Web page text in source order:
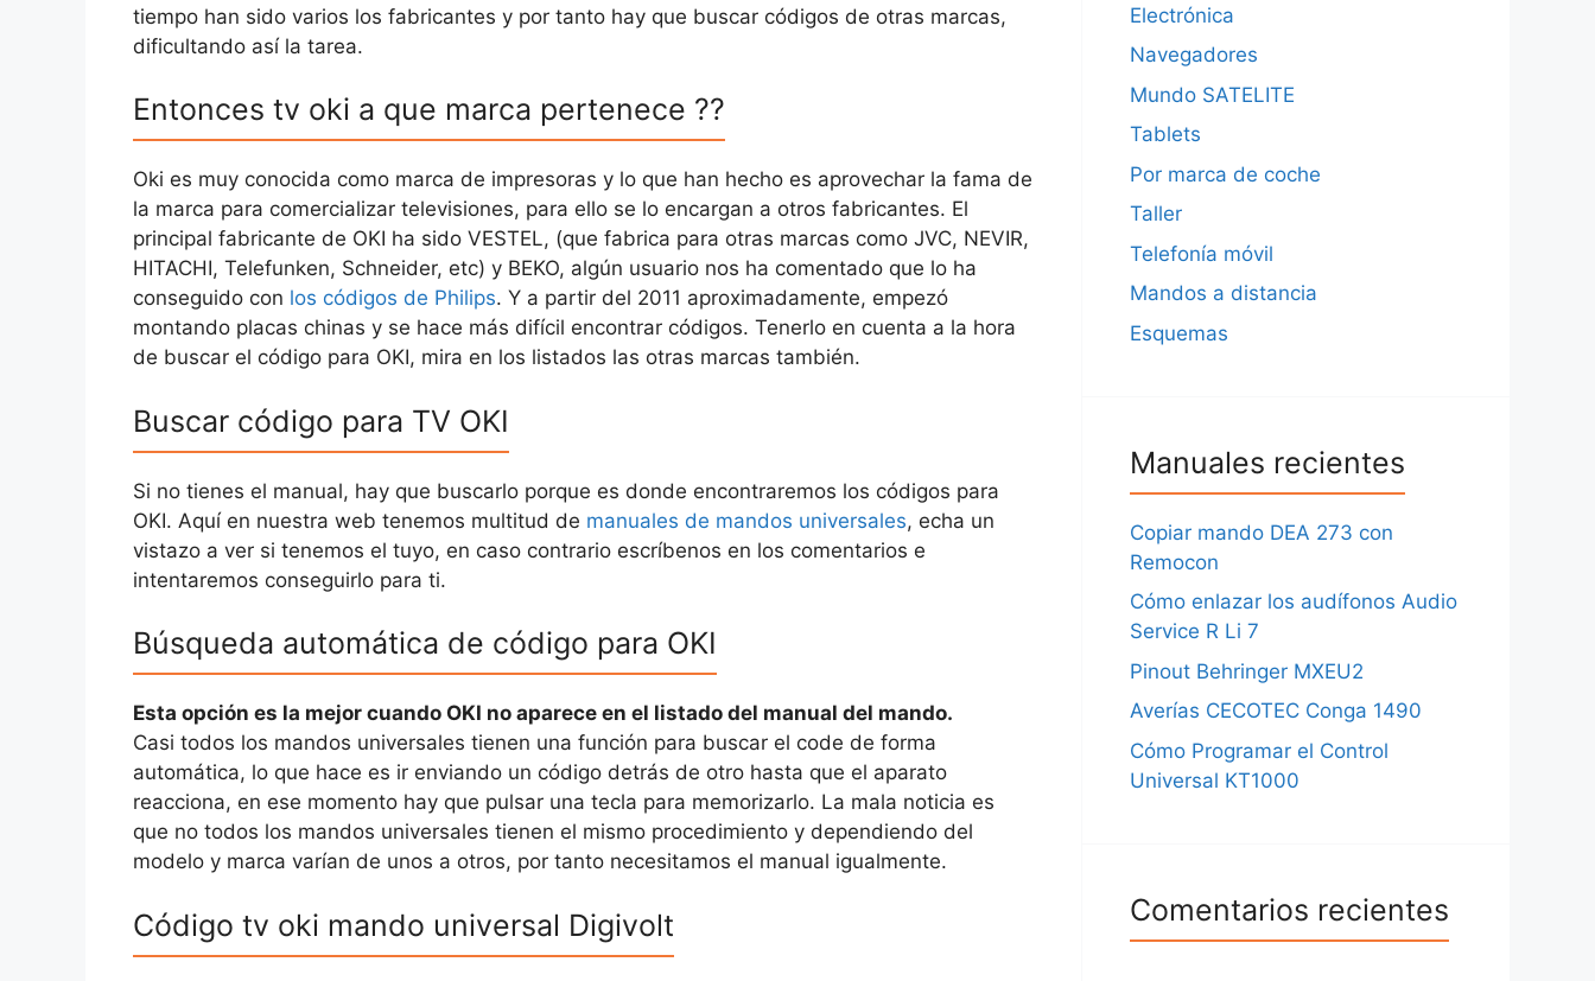
tiempo han sido varios los fabricantes y por tanto hay que buscar códigos de otras marcas,
dificultando así la tarea.
Entonces tv oki a que marca pertenece ??
Oki es muy conocida como marca de impresoras y lo que han hecho es aprovechar la fama de
la marca para comercializar televisiones, para ello se lo encargan a otros fabricantes. El
principal fabricante de OKI ha sido VESTEL, (que fabrica para otras marcas como JVC, NEVIR,
HITACHI, Telefunken, Schneider, etc) y BEKO, algún usuario nos ha comentado que lo ha
conseguido con los códigos de Philips. Y a partir del 2011 aproximadamente, empezó
montando placas chinas y se hace más difícil encontrar códigos. Tenerlo en cuenta a la hora
de buscar el código para OKI, mira en los listados las otras marcas también.
Buscar código para TV OKI
Si no tienes el manual, hay que buscarlo porque es donde encontraremos los códigos para
OKI. Aquí en nuestra web tenemos multitud de manuales de mandos universales, echa un
vistazo a ver si tenemos el tuyo, en caso contrario escríbenos en los comentarios e
intentaremos conseguirlo para ti.
Búsqueda automática de código para OKI
Esta opción es la mejor cuando OKI no aparece en el listado del manual del mando.
Casi todos los mandos universales tienen una función para buscar el code de forma
automática, lo que hace es ir enviando un código detrás de otro hasta que el aparato
reacciona, en ese momento hay que pulsar una tecla para memorizarlo. La mala noticia es
que no todos los mandos universales tienen el mismo procedimiento y dependiendo del
modelo y marca varían de unos a otros, por tanto necesitamos el manual igualmente.
Código tv oki mando universal Digivolt
Electrónica
Navegadores
Mundo SATELITE
Tablets
Por marca de coche
Taller
Telefonía móvil
Mandos a distancia
Esquemas
Manuales recientes
Copiar mando DEA 273 con
Remocon
Cómo enlazar los audífonos Audio
Service R Li 7
Pinout Behringer MXEU2
Averías CECOTEC Conga 1490
Cómo Programar el Control
Universal KT1000
Comentarios recientes